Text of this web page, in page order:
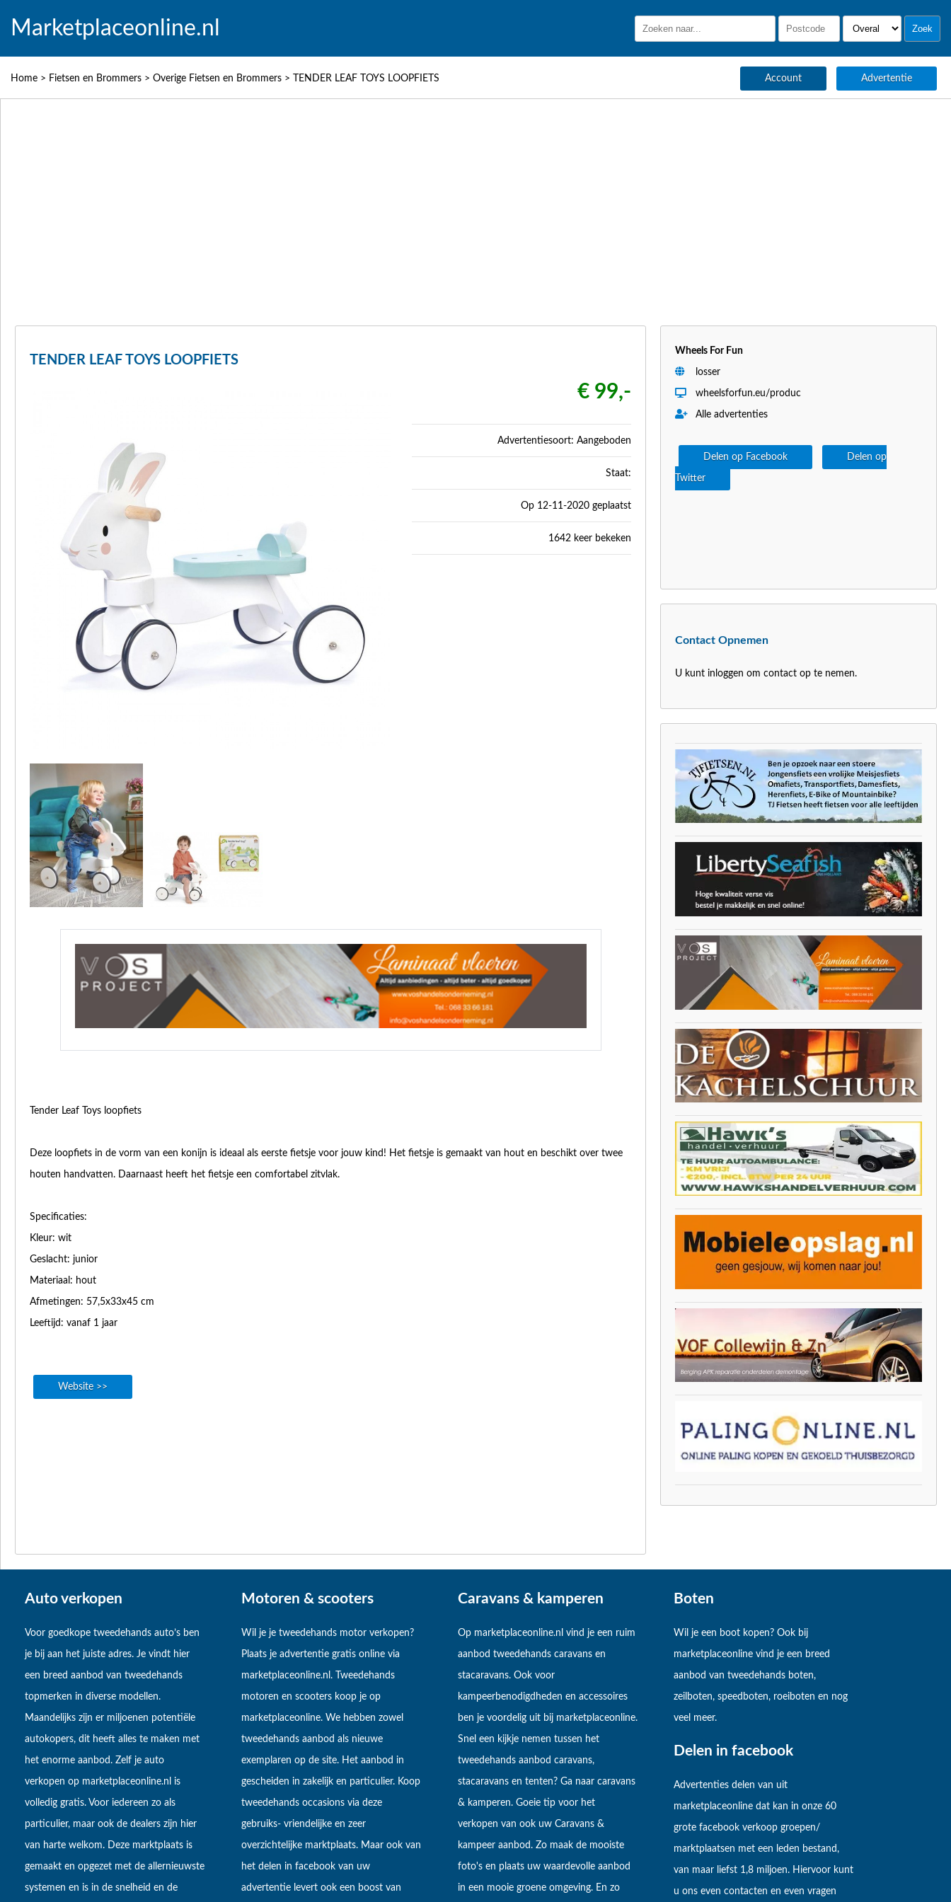
Marketplaceonline.nl
Home > Fietsen en Brommers > Overige Fietsen en Brommers > TENDER LEAF TOYS LOOPFIETS Account Advertentie
TENDER LEAF TOYS LOOPFIETS
€ 99,-
Advertentiesoort: Aangeboden
Staat:
Op 12-11-2020 geplaatst
1642 keer bekeken
Tender Leaf Toys loopfiets
Deze loopfiets in de vorm van een konijn is ideaal als eerste fietsje voor jouw kind! Het fietsje is gemaakt van hout en beschikt over twee
houten handvatten. Daarnaast heeft het fietsje een comfortabel zitvlak.
Specificaties:
Kleur: wit
Geslacht: junior
Materiaal: hout
Afmetingen: 57,5x33x45 cm
Leeftijd: vanaf 1 jaar
Website >>
Wheels For Fun
losser
wheelsforfun.eu/produc
Alle advertenties
Delen op Facebook Delen op
Twitter
Contact Opnemen
U kunt inloggen om contact op te nemen.
Auto verkopen
Voor goedkope tweedehands auto’s ben
je bij aan het juiste adres. Je vindt hier
een breed aanbod van tweedehands
topmerken in diverse modellen.
Maandelijks zijn er miljoenen potentiële
autokopers, dit heeft alles te maken met
het enorme aanbod. Zelf je auto
verkopen op marketplaceonline.nl is
volledig gratis. Voor iedereen zo als
particulier, maar ook de dealers zijn hier
van harte welkom. Deze marktplaats is
gemaakt en opgezet met de allernieuwste
systemen en is in de snelheid en de
Motoren & scooters
Wil je je tweedehands motor verkopen?
Plaats je advertentie gratis online via
marketplaceonline.nl. Tweedehands
motoren en scooters koop je op
marketplaceonline. We hebben zowel
tweedehands aanbod als nieuwe
exemplaren op de site. Het aanbod in
gescheiden in zakelijk en particulier. Koop
tweedehands occasions via deze
gebruiks- vriendelijke en zeer
overzichtelijke marktplaats. Maar ook van
het delen in facebook van uw
advertentie levert ook een boost van
Caravans & kamperen
Op marketplaceonline.nl vind je een ruim
aanbod tweedehands caravans en
stacaravans. Ook voor
kampeerbenodigdheden en accessoires
ben je voordelig uit bij marketplaceonline.
Snel een kijkje nemen tussen het
tweedehands aanbod caravans,
stacaravans en tenten? Ga naar caravans
& kamperen. Goeie tip voor het
verkopen van ook uw Caravans &
kampeer aanbod. Zo maak de mooiste
foto's en plaats uw waardevolle aanbod
in een mooie groene omgeving. En zo
Boten
Wil je een boot kopen? Ook bij
marketplaceonline vind je een breed
aanbod van tweedehands boten,
zeilboten, speedboten, roeiboten en nog
veel meer.
Delen in facebook
Advertenties delen van uit
marketplaceonline dat kan in onze 60
grote facebook verkoop groepen/
marktplaatsen met een leden bestand,
van maar liefst 1,8 miljoen. Hiervoor kunt
u ons even contacten en even vragen